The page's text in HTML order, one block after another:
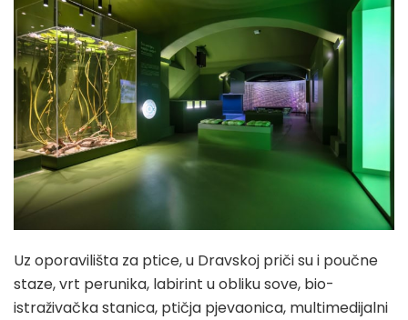
Uz oporavilišta za ptice, u Dravskoj priči su i poučne
staze, vrt perunika, labirint u obliku sove, bio-
istraživačka stanica, ptičja pjevaonica, multimedijalni